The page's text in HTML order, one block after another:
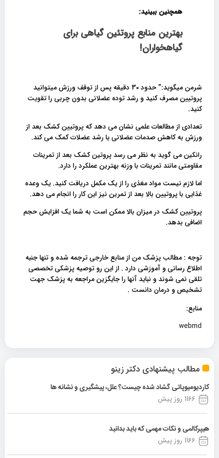
مطالب پیشنهادی دکتر زینو
کاردیومیوپاتی گشاد شده چیست؟ علل، پیشگیری و نشانه ها
1166 روز پیش
هیپرکالمی و نکات مهمی که باید بدانید
1166 روز پیش
همچنین ببینید:
بهترین منابع پروتئین گیاهی برای
گیاهخواران!
شرمن میگوید:” حدود 30 دقیقه پس از توقف ورزش میتوانید
پروتیین مصرف کنید و رشد توده عضلانی بدون چربی را تقویت
کنید.
تعدادی از مطالعات علمی نشان می دهد که پروتیین کشک بعد از
ورزش به کاهش صدمات عضلانی یا رشد عضلات کمک می کند.
رانکین می گوید به نظر می رسد پروتین کشک بعد از تمرینات
مقاومتی مانند تمرینات با وزنه بهترین عملکرد را دارد.
اما لازم نیست مواد مغذی را از یک مکمل دریافت کنید. یک وعده
غذایی با پروتیین بالا بعد از تمرین نیز این کار را انجام می دهد.
پروتیین کشک در میزان بالا ممکن است به شما یک افزایش حجم
اضافی بدهد.
توجه : مطالب پزشک من از منابع خارجی ترجمه شده و تنها جنبه
اطلاع رسانی و آموزشی دارد . از این رو توصیه پزشکی تخصصی
تلقی نمی شوند و نباید آنها را جایگزین مراجعه به پزشک جهت
تشخیص و درمان دانست .
منابع:
webmd